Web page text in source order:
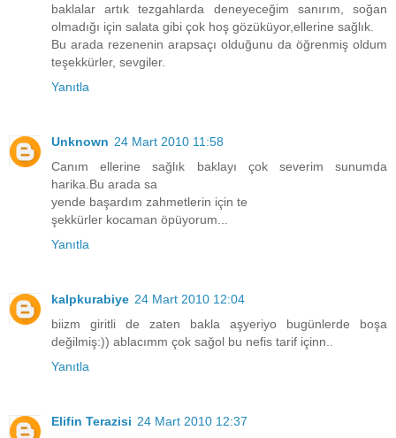
baklalar artık tezgahlarda deneyeceğim sanırım, soğan
olmadığı için salata gibi çok hoş gözüküyor,ellerine sağlık.
Bu arada rezenenin arapsaçı olduğunu da öğrenmiş oldum
teşekkürler, sevgiler.
Yanıtla
Unknown 24 Mart 2010 11:58
Canım ellerine sağlık baklayı çok severim sunumda
harika.Bu arada sa
yende başardım zahmetlerin için te
şekkürler kocaman öpüyorum...
Yanıtla
kalpkurabiye 24 Mart 2010 12:04
biizm giritli de zaten bakla aşyeriyo bugünlerde boşa
değilmiş:)) ablacımm çok sağol bu nefis tarif içinn..
Yanıtla
Elifin Terazisi 24 Mart 2010 12:37